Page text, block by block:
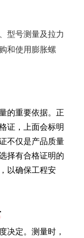
型号测量及拉力
和使用膨胀螺
的重要依据。正
证，上面会标明
不仅是产品质量
择有合格证明的
以确保工程安
决定。测量时，